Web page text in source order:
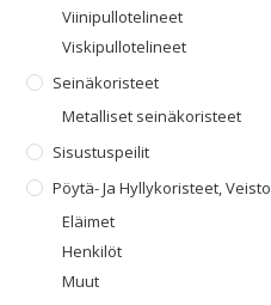
Viinipullotelineet
Viskipullotelineet
Seinäkoristeet
Metalliset seinäkoristeet
Sisustuspeilit
Pöytä- Ja Hyllykoristeet,
Eläimet
Henkilöt
Muut